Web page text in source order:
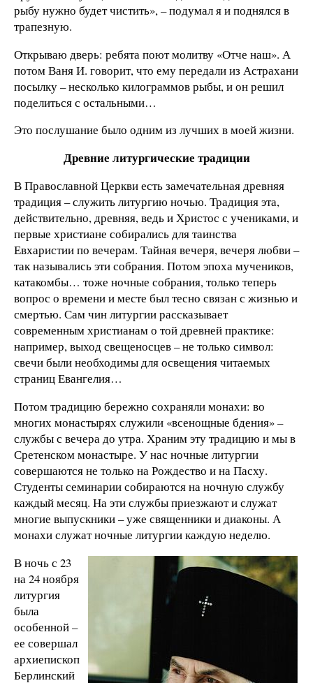
рыбу нужно будет чистить», – подумал я и поднялся в
трапезную.
Открываю дверь: ребята поют молитву «Отче наш». А
потом Ваня И. говорит, что ему передали из Астрахани
посылку – несколько килограммов рыбы, и он решил
поделиться с остальными…
Это послушание было одним из лучших в моей жизни.
Древние литургические традиции
В Православной Церкви есть замечательная древняя
традиция – служить литургию ночью. Традиция эта,
действительно, древняя, ведь и Христос с учениками, и
первые христиане собирались для таинства
Евхаристии по вечерам. Тайная вечеря, вечеря любви –
так назывались эти собрания. Потом эпоха мучеников,
катакомбы… тоже ночные собрания, только теперь
вопрос о времени и месте был тесно связан с жизнью и
смертью. Сам чин литургии рассказывает
современным христианам о той древней практике:
например, выход свещеносцев – не только символ:
свечи были необходимы для освещения читаемых
страниц Евангелия…
Потом традицию бережно сохраняли монахи: во
многих монастырях служили «всенощные бдения» –
службы с вечера до утра. Храним эту традицию и мы в
Сретенском монастыре. У нас ночные литургии
совершаются не только на Рождество и на Пасху.
Студенты семинарии собираются на ночную службу
каждый месяц. На эти службы приезжают и служат
многие выпускники – уже священники и диаконы. А
монахи служат ночные литургии каждую неделю.
В ночь с 23
на 24 ноября
литургия
была
особенной –
ее совершал
архиепископ
Берлинский